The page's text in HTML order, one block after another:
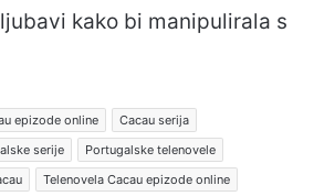
kako bi manipulirala s
epizode online
Cacau serija
serije
Portugalske telenovele
Telenovela Cacau epizode online